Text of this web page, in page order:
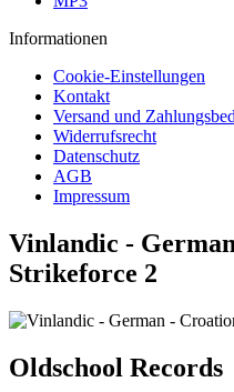
Informationen
Cookie-Einstellungen
Kontakt
Versand und
Widerrufsrecht
Datenschutz
AGB
Impressum
Vinlandic -
Strikeforce 2
Oldschool Records